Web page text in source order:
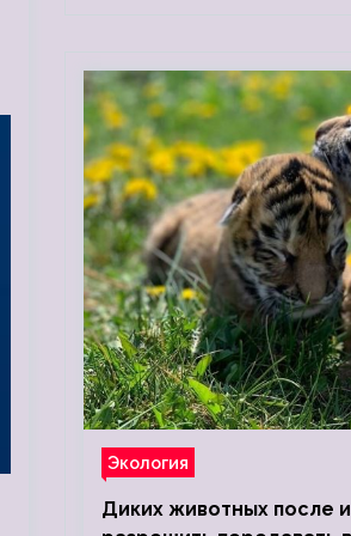
Экология
Диких животных после